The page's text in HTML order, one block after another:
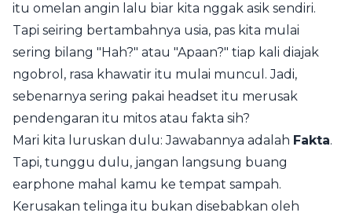
itu omelan angin lalu biar kita nggak asik sendiri.
Tapi seiring bertambahnya usia, pas kita mulai
sering bilang "Hah?" atau "Apaan?" tiap kali diajak
ngobrol, rasa khawatir itu mulai muncul. Jadi,
sebenarnya sering pakai headset itu merusak
pendengaran itu mitos atau fakta sih?
Mari kita luruskan dulu: Jawabannya adalah Fakta.
Tapi, tunggu dulu, jangan langsung buang
earphone mahal kamu ke tempat sampah.
Kerusakan telinga itu bukan disebabkan oleh